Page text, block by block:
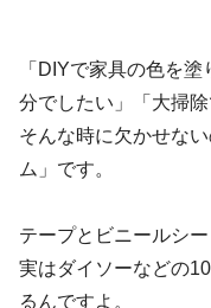
「DIYで家具の色を
分でしたい」「大掃
そんな時に欠かせな
ム」です。
テープとビニールシ
実はダイソーなどの
るんですよ。